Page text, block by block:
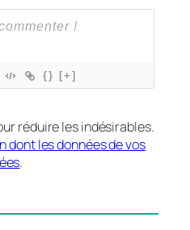
{} [+]
réduire les indésirables.
dont les données de vos
.